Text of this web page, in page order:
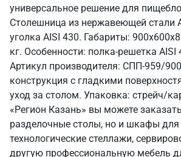
универсальное решение для
Столешница из нержавеющей стали
уголка AISI 430. Габариты:
кг. Особенности: полка-решетка AISI
Артикул производителя: СПП-959/
конструкция с гладкими
уход за столом. Упаковка: стрейч/
«Регион Казань» вы можете
разделочные столы, но и шкафы для
технологические стеллажи,
другую профессиональную мебель